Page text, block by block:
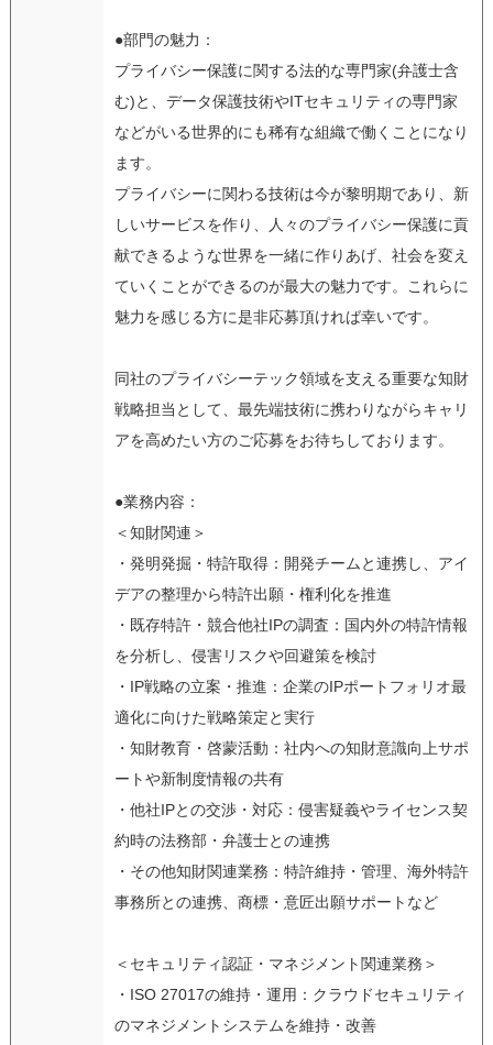
●部門の魅力：
プライバシー保護に関する法的な専門家(弁護士含
む)と、データ保護技術やITセキュリティの専門家
などがいる世界的にも稀有な組織で働くことになり
ます。
プライバシーに関わる技術は今が黎明期であり、新
しいサービスを作り、人々のプライバシー保護に貢
献できるような世界を一緒に作りあげ、社会を変え
ていくことができるのが最大の魅力です。これらに
魅力を感じる方に是非応募頂ければ幸いです。
同社のプライバシーテック領域を支える重要な知財
戦略担当として、最先端技術に携わりながらキャリ
アを高めたい方のご応募をお待ちしております。
●業務内容：
＜知財関連＞
・発明発掘・特許取得：開発チームと連携し、アイ
デアの整理から特許出願・権利化を推進
・既存特許・競合他社IPの調査：国内外の特許情報
を分析し、侵害リスクや回避策を検討
・IP戦略の立案・推進：企業のIPポートフォリオ最
適化に向けた戦略策定と実行
・知財教育・啓蒙活動：社内への知財意識向上サポ
ートや新制度情報の共有
・他社IPとの交渉・対応：侵害疑義やライセンス契
約時の法務部・弁護士との連携
・その他知財関連業務：特許維持・管理、海外特許
事務所との連携、商標・意匠出願サポートなど
＜セキュリティ認証・マネジメント関連業務＞
・ISO 27017の維持・運用：クラウドセキュリティ
のマネジメントシステムを維持・改善